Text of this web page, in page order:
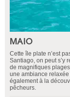
MAIO
Cette île plate n’est
Santiago, on peut s’y
de magnifiques
une ambiance
également à la
pêcheurs.